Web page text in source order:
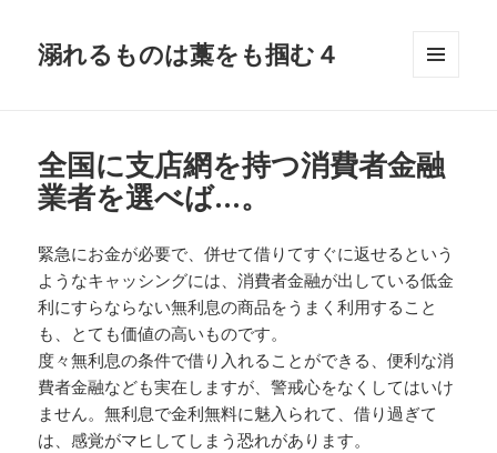
溺れるものは藁をも掴む４
ット
全国に支店網を持つ消費者金融
業者を選べば…。
緊急にお金が必要で、併せて借りてすぐに返せるという
ようなキャッシングには、消費者金融が出している低金
利にすらならない無利息の商品をうまく利用すること
も、とても価値の高いものです。
度々無利息の条件で借り入れることができる、便利な消
費者金融なども実在しますが、警戒心をなくしてはいけ
ません。無利息で金利無料に魅入られて、借り過ぎて
は、感覚がマヒしてしまう恐れがあります。